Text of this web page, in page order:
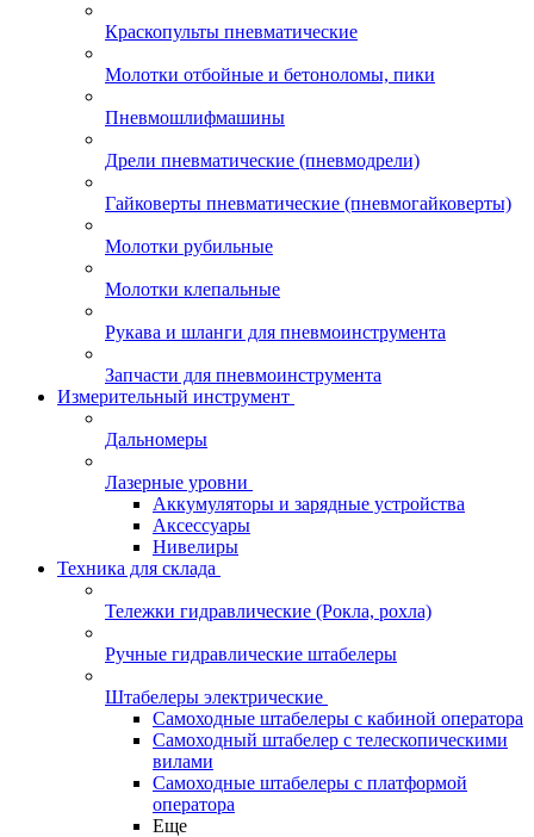
Краскопульты пневматические
Молотки отбойные и бетоноломы, пики
Пневмошлифмашины
Дрели пневматические (пневмодрели)
Гайковерты пневматические (пневмогайковерты)
Молотки рубильные
Молотки клепальные
Рукава и шланги для пневмоинструмента
Запчасти для пневмоинструмента
Измерительный инструмент
Дальномеры
Лазерные уровни
Аккумуляторы и зарядные устройства
Аксессуары
Нивелиры
Техника для склада
Тележки гидравлические (Рокла, рохла)
Ручные гидравлические штабелеры
Штабелеры электрические
Самоходные штабелеры с кабиной оператора
Самоходный штабелер с телескопическими
вилами
Самоходные штабелеры с платформой
оператора
Еще